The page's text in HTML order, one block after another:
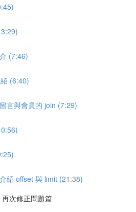
(7:46)
(6:40)
言與會員的 join (7:29)
紹 offset 與 limit (21:38)
次修正問題篇